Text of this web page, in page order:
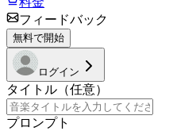
フィードバック
無料で開始
ログイン
タイトル（任意）
プロンプト